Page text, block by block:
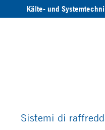
Kälte- und
Sistemi di